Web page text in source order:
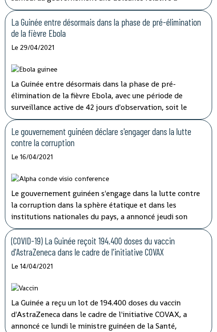
l'augmentation de salaire et de pension de retraite.
La Guinée entre désormais dans la phase de pré-élimination
de la fièvre Ebola
Le 29/04/2021
La Guinée entre désormais dans la phase de pré-
élimination de la fièvre Ebola, avec une période de
surveillance active de 42 jours d'observation, soit le
double de la période d'incubation du virus, a indiqué
mardi à la télévision nationale, Sory Condé, chargé des
études au département surveillance à l'Agence nationale
de sécurité sanitaire (ANSS).
Le gouvernement guinéen déclare s'engager dans la lutte
contre la corruption
Le 16/04/2021
Le gouvernement guinéen s'engage dans la lutte contre
la corruption dans la sphère étatique et dans les
institutions nationales du pays, a annoncé jeudi son
porte-parole, Aboubacar Sylla.Lors de la session
ordinaire du conseil des ministres tenu par
visioconférence, le président Alpha Condé a insisté sur
''la cohérence et la complémentarité qui doivent
les opérations de lutte contre la corruption.
(COVID-19) La Guinée reçoit 194.400 doses du vaccin
d'AstraZeneca dans le cadre de l'initiative COVAX
Le 14/04/2021
La Guinée a reçu un lot de 194.400 doses du vaccin
d'AstraZeneca dans le cadre de l'initiative COVAX, a
annoncé ce lundi le ministre guinéen de la Santé,